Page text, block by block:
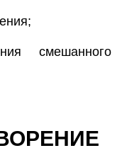
смешанного